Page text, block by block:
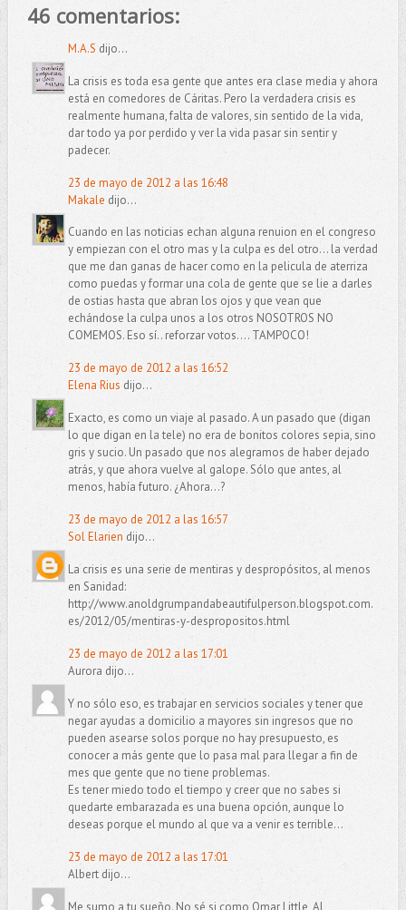
46 comentarios:
M.A.S dijo...
La crisis es toda esa gente que antes era clase media y ahora
está en comedores de Cáritas. Pero la verdadera crisis es
realmente humana, falta de valores, sin sentido de la vida,
dar todo ya por perdido y ver la vida pasar sin sentir y
padecer.
23 de mayo de 2012 a las 16:48
Makale dijo...
Cuando en las noticias echan alguna renuion en el congreso
y empiezan con el otro mas y la culpa es del otro... la verdad
que me dan ganas de hacer como en la pelicula de aterriza
como puedas y formar una cola de gente que se lie a darles
de ostias hasta que abran los ojos y que vean que
echándose la culpa unos a los otros NOSOTROS NO
COMEMOS. Eso sí.. reforzar votos.... TAMPOCO!
23 de mayo de 2012 a las 16:52
Elena Rius dijo...
Exacto, es como un viaje al pasado. A un pasado que (digan
lo que digan en la tele) no era de bonitos colores sepia, sino
gris y sucio. Un pasado que nos alegramos de haber dejado
atrás, y que ahora vuelve al galope. Sólo que antes, al
menos, había futuro. ¿Ahora...?
23 de mayo de 2012 a las 16:57
Sol Elarien dijo...
La crisis es una serie de mentiras y despropósitos, al menos
en Sanidad:
http://www.anoldgrumpandabeautifulperson.blogspot.com.
es/2012/05/mentiras-y-despropositos.html
23 de mayo de 2012 a las 17:01
Aurora dijo...
Y no sólo eso, es trabajar en servicios sociales y tener que
negar ayudas a domicilio a mayores sin ingresos que no
pueden asearse solos porque no hay presupuesto, es
conocer a más gente que lo pasa mal para llegar a fin de
mes que gente que no tiene problemas.
Es tener miedo todo el tiempo y creer que no sabes si
quedarte embarazada es una buena opción, aunque lo
deseas porque el mundo al que va a venir es terrible...
23 de mayo de 2012 a las 17:01
Albert dijo...
Me sumo a tu sueño. No sé si como Omar Little, Al